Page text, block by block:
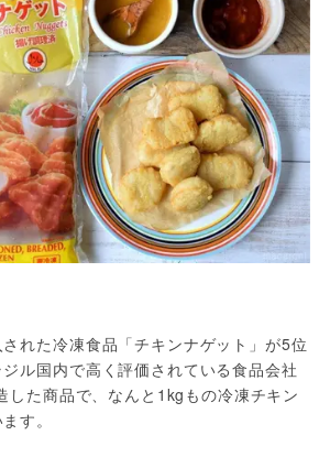
れた冷凍食品「チキンナゲット」が5位
ル国内で高く評価されている食品会社
した商品で、なんと1kgもの冷凍チキン
す。